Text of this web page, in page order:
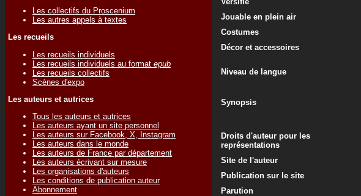
Les collectifs du Proscenium
Les autres appels à textes
Les recueils
Les recueils individuels
Les recueils individuels au format epub
Les recueils collectifs
Scènes d'expo
Les auteurs et autrices
Tous les auteurs et autrices
Les auteurs ayant un site personnel
Les auteurs sur Facebook, X, Instagram
Les auteurs dans le monde
Les auteurs de France par département
Les auteurs écrivant sur mesure
Les organisations d'auteurs
Les conditions de publication auteur
Abonnement
Jouable en plein air
Costumes
Décor et accessoires
Niveau de langue
Synopsis
Droits d'auteur pour les
représentations
Site de l'auteur
Publication sur le site
Parution